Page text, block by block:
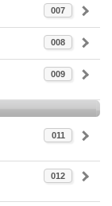
007
008
009
011
012